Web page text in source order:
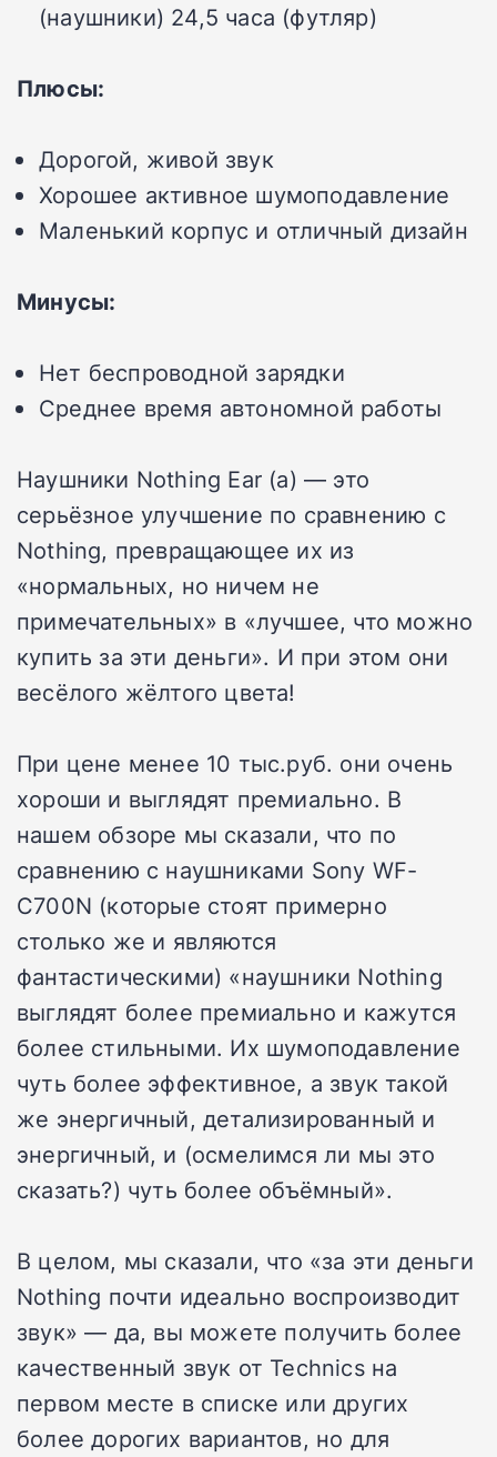
(наушники) 24,5 часа (футляр)
Плюсы:
Дорогой, живой звук
Хорошее активное шумоподавление
Маленький корпус и отличный дизайн
Минусы:
Нет беспроводной зарядки
Среднее время автономной работы
Наушники Nothing Ear (a) — это
серьёзное улучшение по сравнению с
Nothing, превращающее их из
«нормальных, но ничем не
примечательных» в «лучшее, что можно
купить за эти деньги». И при этом они
весёлого жёлтого цвета!
При цене менее 10 тыс.руб. они очень
хороши и выглядят премиально. В
нашем обзоре мы сказали, что по
сравнению с наушниками Sony WF-
C700N (которые стоят примерно
столько же и являются
фантастическими) «наушники Nothing
выглядят более премиально и кажутся
более стильными. Их шумоподавление
чуть более эффективное, а звук такой
же энергичный, детализированный и
энергичный, и (осмелимся ли мы это
сказать?) чуть более объёмный».
В целом, мы сказали, что «за эти деньги
Nothing почти идеально воспроизводит
звук» — да, вы можете получить более
качественный звук от Technics на
первом месте в списке или других
более дорогих вариантов, но для